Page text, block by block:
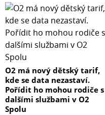
O2 má nový dětský tarif,
kde se data nezastaví.
Pořídit ho mohou rodiče s
dalšími službami v O2
Spolu